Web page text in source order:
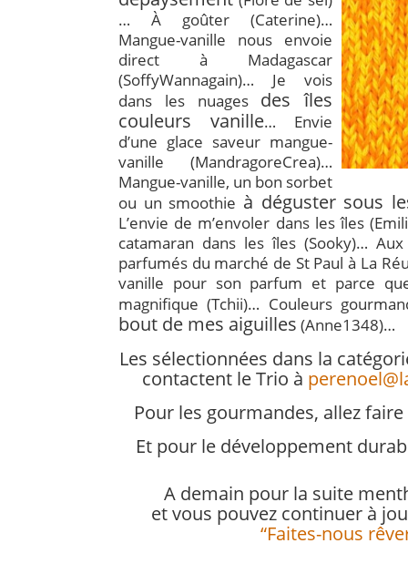
… À goûter (Caterine)…
Mangue-vanille nous envoie
direct à Madagascar
(SoffyWannagain)… Je vois
dans les nuages des îles
couleurs vanille… Envie
d’une glace saveur mangue-
vanille (MandragoreCrea)…
Mangue-vanille, un bon sorbet
ou un smoothie à déguster sous
L’envie de m’envoler dans les îles
catamaran dans les îles (Sooky)…
parfumés du marché de St Paul à La
vanille pour son parfum et parce
magnifique (Tchii)… Couleurs
bout de mes aiguilles (Anne1348)…
Les sélectionnées dans la
contactent le Trio à
Pour les gourmandes, allez
Et pour le développement
A demain pour la suite
et vous pouvez continuer à
“Faites-nous